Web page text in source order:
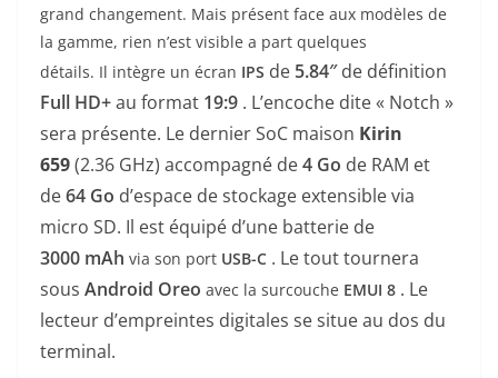
grand changement. Mais présent face aux modèles de
la gamme, rien n’est visible a part quelques
détails. Il intègre un écran IPS de 5.84″de définition
Full HD+au format 19:9 . L’encoche dite « Notch »
sera présente. Le dernier SoC maison Kirin
659(2.36 GHz) accompagné de4 Go de RAM et
de64 Go d’espace de stockage extensible via
micro SD. Il est équipé d’une batterie de
3000 mAh via son port USB-C . Le tout tournera
sous Android Oreo avec la surcouche EMUI 8 . Le
lecteur d’empreintes digitales se situe au dos du
terminal.